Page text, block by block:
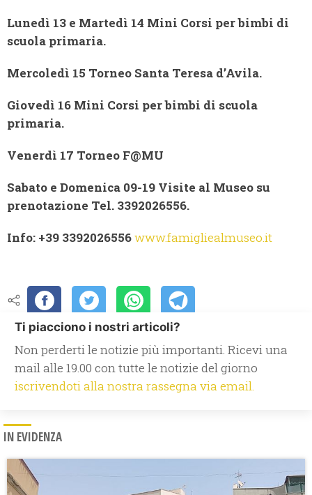
Lunedì 13 e Martedì 14 Mini Corsi per bimbi di
scuola primaria.
Mercoledì 15 Torneo Santa Teresa d’Avila.
Giovedì 16 Mini Corsi per bimbi di scuola
primaria.
Venerdì 17 Torneo F@MU
Sabato e Domenica 09-19 Visite al Museo su
prenotazione Tel. 3392026556.
Info: +39 3392026556www.famigliealmuseo.it
Ti piacciono i nostri articoli?
Non perderti le notizie più importanti. Ricevi una
mail alle 19.00 con tutte le notizie del giorno
iscrivendoti alla nostra rassegna via email.
IN EVIDENZA